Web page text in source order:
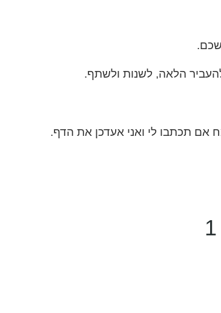
הלאה, לשנות ולשתף.
אם תכתבו לי ואני אעדכן את הדף.